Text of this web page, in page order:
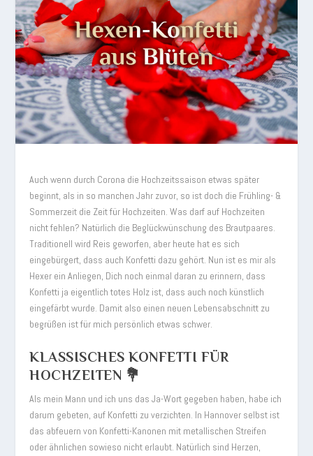
Auch wenn durch Corona die Hochzeitssaison etwas später
beginnt, als in so manchen Jahr zuvor, so ist doch die Frühling- &
Sommerzeit die Zeit für Hochzeiten. Was darf auf Hochzeiten
nicht fehlen? Natürlich die Beglückwünschung des Brautpaares.
Traditionell wird Reis geworfen, aber heute hat es sich
eingebürgert, dass auch Konfetti dazu gehört. Nun ist es mir als
Hexer ein Anliegen, Dich noch einmal daran zu erinnern, dass
Konfetti ja eigentlich totes Holz ist, dass auch noch künstlich
eingefärbt wurde. Damit also einen neuen Lebensabschnitt zu
begrüßen ist für mich persönlich etwas schwer.
KLASSISCHES KONFETTI FÜR
HOCHZEITEN 💐
Als mein Mann und ich uns das Ja-Wort gegeben haben, habe ich
darum gebeten, auf Konfetti zu verzichten. In Hannover selbst ist
das abfeuern von Konfetti-Kanonen mit metallischen Streifen
oder ähnlichen sowieso nicht erlaubt. Natürlich sind Herzen,